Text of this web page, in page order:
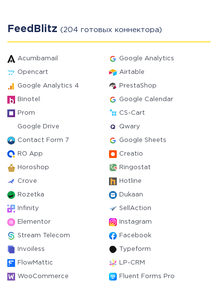
FeedBlitz (204 готовых коннектора)
Acumbamail Google Analytics
Opencart Airtable
Google Analytics 4 PrestaShop
Binotel Google Calendar
Prom CS-Cart
Google Drive Qwary
Contact Form 7 Google Sheets
RO App Creatio
Horoshop Ringostat
Crove Hotline
Rozetka Dukaan
Infinity SellAction
Elementor Instagram
Stream Telecom Facebook
Invoiless Typeform
FlowMattic LP-CRM
WooCommerce Fluent Forms Pro